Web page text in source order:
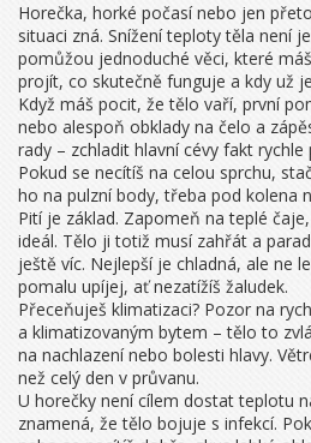
Horečka, horké počasí nebo jen
situaci zná. Snížení teploty těla není
pomůžou jednoduché věci, které
projít, co skutečně funguje a kdy už
Když máš pocit, že tělo vaří, první
nebo alespoň obklady na čelo a
rady – zchladit hlavní cévy fakt
Pokud se necítíš na celou sprchu,
ho na pulzní body, třeba pod kolena
Pití je základ. Zapomeň na teplé
ideál. Tělo ji totiž musí zahřát a
ještě víc. Nejlepší je chladná, ale ne
pomalu upíjej, ať nezatížíš žaludek.
Přeceňuješ klimatizaci? Pozor na
a klimatizovaným bytem – tělo to
na nachlazení nebo bolesti hlavy.
než celý den v průvanu.
U horečky není cílem dostat teplotu
znamená, že tělo bojuje s infekcí.